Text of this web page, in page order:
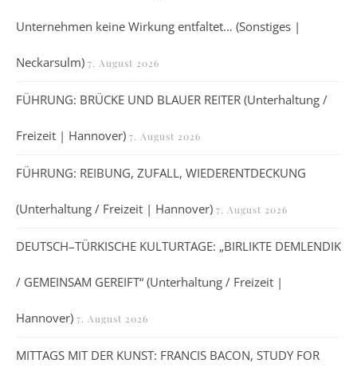
Unternehmen keine Wirkung entfaltet… (Sonstiges |
Neckarsulm) 7. August 2026
FÜHRUNG: BRÜCKE UND BLAUER REITER (Unterhaltung /
Freizeit | Hannover) 7. August 2026
FÜHRUNG: REIBUNG, ZUFALL, WIEDERENTDECKUNG
(Unterhaltung / Freizeit | Hannover) 7. August 2026
DEUTSCH–TÜRKISCHE KULTURTAGE: „BIRLIKTE DEMLENDIK
/ GEMEINSAM GEREIFT“ (Unterhaltung / Freizeit |
Hannover) 7. August 2026
MITTAGS MIT DER KUNST: FRANCIS BACON, STUDY FOR